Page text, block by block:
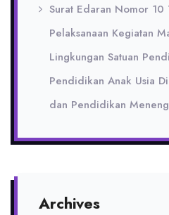
Surat Edaran Nomor 10
Pelaksanaan Kegiatan
Lingkungan Satuan
Pendidikan Anak Usia
dan Pendidikan
Archives